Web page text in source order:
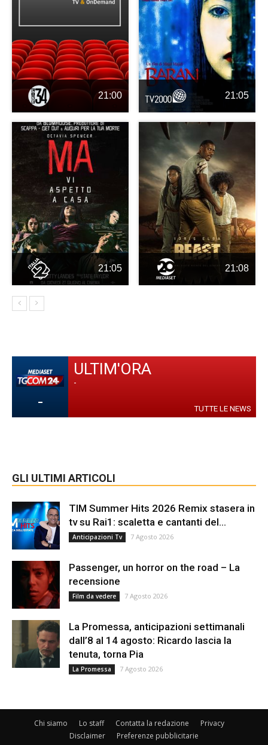
21:00 21:05
21:05 21:08
-
ULTIM'ORA
-
TUTTE LE NEWS
GLI ULTIMI ARTICOLI
TIM Summer Hits 2026 Remix stasera in
tv su Rai1: scaletta e cantanti del...
Anticipazioni Tv 7 Agosto 2026
Passenger, un horror on the road – La
recensione
Film da vedere 7 Agosto 2026
La Promessa, anticipazioni settimanali
dall’8 al 14 agosto: Ricardo lascia la
tenuta, torna Pia
La Promessa 7 Agosto 2026
Chi siamo Lo staff Contatta la redazione
Privacy
Disclaimer
Preferenze pubblicitarie